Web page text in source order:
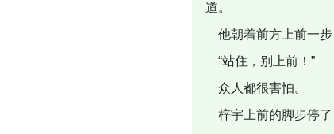
道。
他朝着前方上前一步
“站住，别上前！”
众人都很害怕。
梓宇上前的脚步停了